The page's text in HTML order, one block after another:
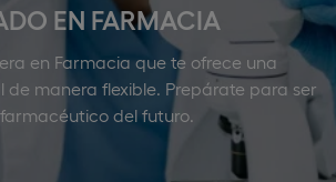
EN FARMACIA
en Farmacia que te ofrece una
de manera flexible. Prepárate para ser
del futuro.